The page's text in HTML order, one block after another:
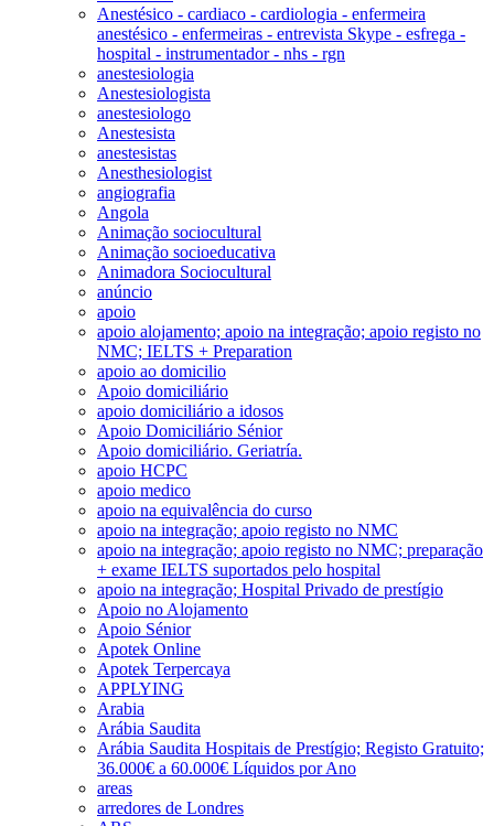
Anestésico - cardiaco - cardiologia - enfermeira
anestésico - enfermeiras - entrevista Skype - esfrega -
hospital - instrumentador - nhs - rgn
anestesiologia
Anestesiologista
anestesiologo
Anestesista
anestesistas
Anesthesiologist
angiografia
Angola
Animação sociocultural
Animação socioeducativa
Animadora Sociocultural
anúncio
apoio
apoio alojamento; apoio na integração; apoio registo no
NMC; IELTS + Preparation
apoio ao domicilio
Apoio domiciliário
apoio domiciliário a idosos
Apoio Domiciliário Sénior
Apoio domiciliário. Geriatría.
apoio HCPC
apoio medico
apoio na equivalência do curso
apoio na integração; apoio registo no NMC
apoio na integração; apoio registo no NMC; preparação
+ exame IELTS suportados pelo hospital
apoio na integração; Hospital Privado de prestígio
Apoio no Alojamento
Apoio Sénior
Apotek Online
Apotek Terpercaya
APPLYING
Arabia
Arábia Saudita
Arábia Saudita Hospitais de Prestígio; Registo Gratuito;
36.000€ a 60.000€ Líquidos por Ano
areas
arredores de Londres